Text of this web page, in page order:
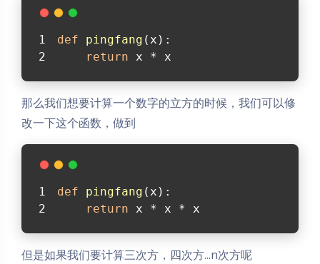
def pingfang ( x ):
return x * x
那么我们想要计算一个数字的立方的时候，我们可以修
改一下这个函数，做到
def pingfang ( x ):
return x * x * x
但是如果我们要计算三次方，四次方...n次方呢